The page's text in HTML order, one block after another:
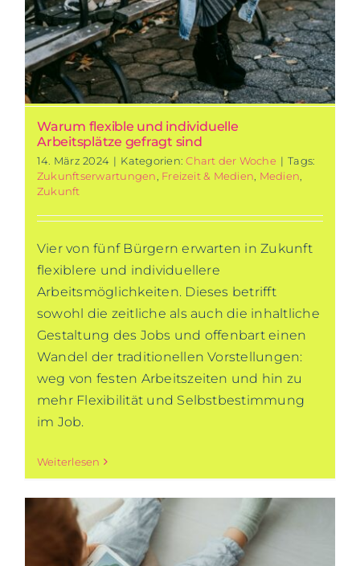
Warum flexible und individuelle
Arbeitsplätze gefragt sind
14. März 2024 | Kategorien:Chart der Woche | Tags:
Zukunftserwartungen Freizeit & Medien Medien
Zukunft
Vier von fünf Bürgern erwarten in Zukunft
flexiblere und individuellere
Arbeitsmöglichkeiten. Dieses betrifft
sowohl die zeitliche als auch die inhaltliche
Gestaltung des Jobs und offenbart einen
Wandel der traditionellen Vorstellungen:
weg von festen Arbeitszeiten und hin zu
mehr Flexibilität und Selbstbestimmung
im Job.
Weiterlesen